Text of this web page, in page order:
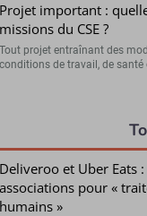
Projet important :
missions du CSE ?
Tout projet entraînant des
conditions de travail, de santé
Deliveroo et Uber Eats
associations pour «
humains »